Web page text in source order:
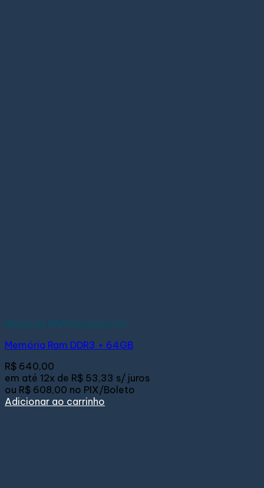
Memória RAM incremental
Memória Ram DDR3 + 64GB
R$ 640,00
em até 12x de R$ 53,33 s/ juros
ou R$ 608,00 no PIX/Boleto
Adicionar ao carrinho